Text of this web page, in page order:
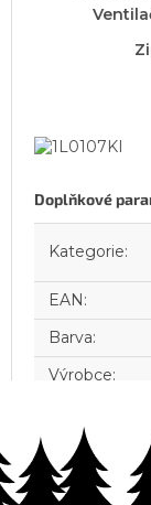
Doplňkové
Kategorie:
EAN :
Barva:
Výrobce: